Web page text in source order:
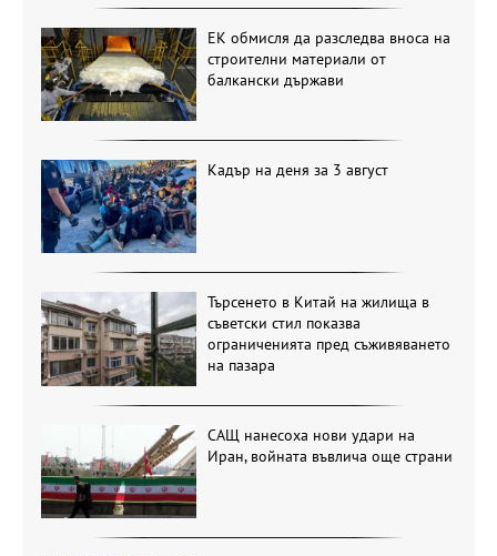
ЕК обмисля да разследва вноса на
строителни материали от
балкански държави
Кадър на деня за 3 август
Търсенето в Китай на жилища в
съветски стил показва
ограниченията пред съживяването
на пазара
САЩ нанесоха нови удари на
Иран, войната въвлича още страни